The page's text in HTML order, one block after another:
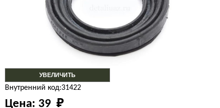
УВЕЛИЧИТЬ
Внутренний код:31422
Цена: 39 ₽